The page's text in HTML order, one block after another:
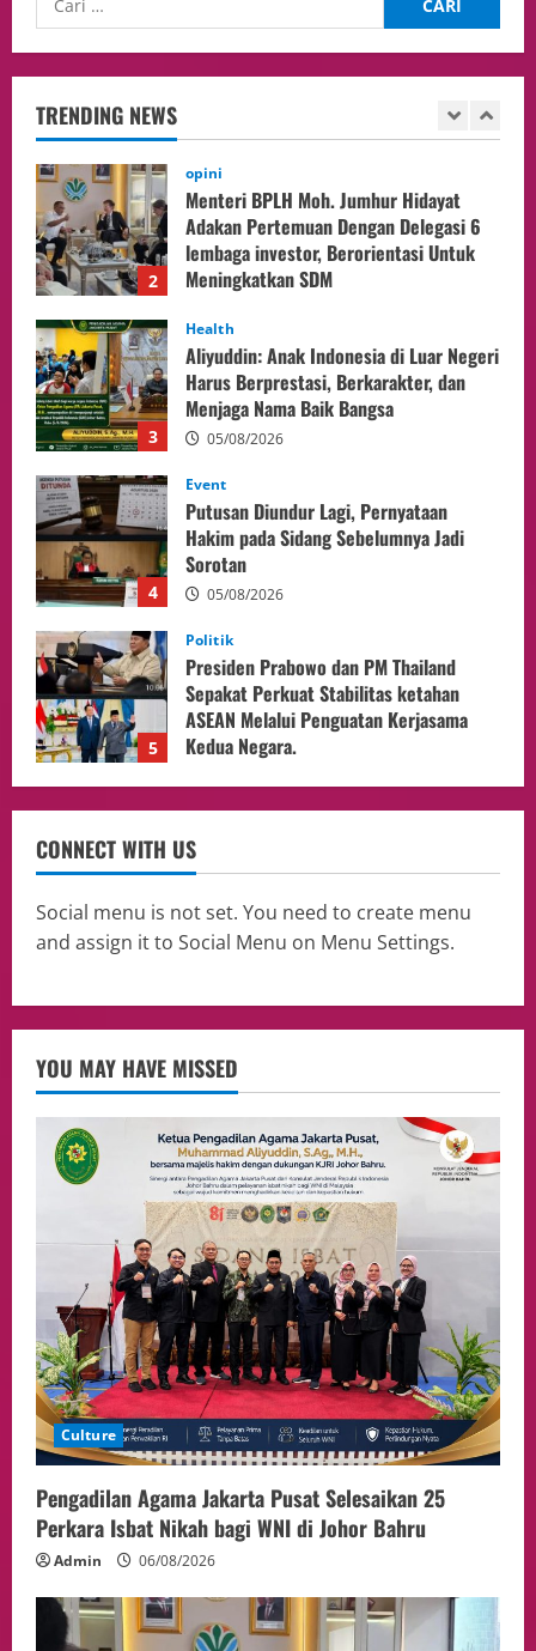
TRENDING NEWS
2
Adakan Pertemuan Dengan Delegasi 6
3
Health
Aliyuddin: Anak Indonesia di Luar Negeri
Harus Berprestasi, Berkarakter, dan
Menjaga Nama Baik Bangsa
05/08/2026
4
Event
Putusan Diundur Lagi, Pernyataan
Hakim pada Sidang Sebelumnya Jadi
Sorotan
05/08/2026
5
Politik
Presiden Prabowo dan PM Thailand
Sepakat Perkuat Stabilitas ketahan
ASEAN Melalui Penguatan Kerjasama
Kedua Negara.
1
Culture
Pengadilan Agama Jakarta Pusat
Selesaikan 25 Perkara Isbat Nikah bagi
WNI di Johor Bahru
06/08/2026
2
Adakan Pertemuan Dengan Delegasi 6
lembaga investor, Berorientasi Untuk
Meningkatkan SDM
05/08/2026
3
Health
Harus Berprestasi, Berkarakter, dan
Menjaga Nama Baik Bangsa
05/08/2026
4
Putusan Diundur Lagi, Pernyataan
Hakim pada Sidang Sebelumnya Jadi
Sorotan
05/08/2026
5
Politik
Presiden Prabowo dan PM Thailand
Sepakat Perkuat Stabilitas ketahan
ASEAN Melalui Penguatan Kerjasama
Kedua Negara.
04/08/2026
CONNECT WITH US
Social menu is not set. You need to create menu
and assign it to Social Menu on Menu Settings.
YOU MAY HAVE MISSED
Culture
Pengadilan Agama Jakarta Pusat Selesaikan 25
Perkara Isbat Nikah bagi WNI di Johor Bahru
Admin 06/08/2026